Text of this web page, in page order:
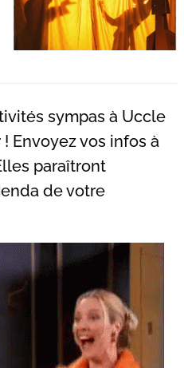
sympas à Uccle
Envoyez vos infos à
paraîtront
de votre